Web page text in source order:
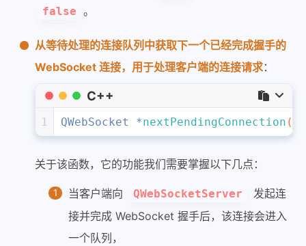
false 。
从等待处理的连接队列中获取下一个已经完成握手的
WebSocket 连接，用于处理客户端的连接请求：
C++
1 QWebSocket *nextPendingConnection ()
关于该函数，它的功能我们需要掌握以下几点：
当客户端向 QWebSocketServer
发起连
接并完成 WebSocket 握手后，该连接会进入
一个队列，